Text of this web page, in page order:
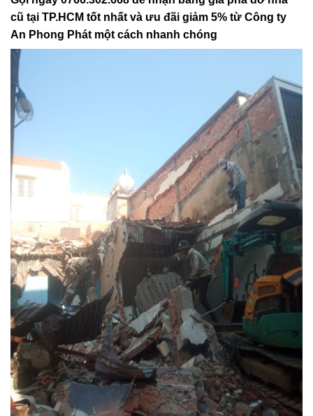
toàn miễn phí.
Gọi ngay 0766.302.668 để nhận bảng giá phá dỡ nhà
cũ tại TP.HCM tốt nhất và ưu đãi giảm 5% từ Công ty
An Phong Phát một cách nhanh chóng